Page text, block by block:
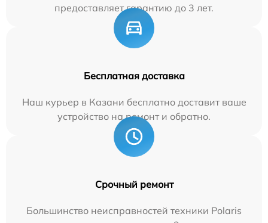
предоставляет гарантию до 3 лет.
Бесплатная доставка
Наш курьер в Казани бесплатно доставит ваше
устройство на ремонт и обратно.
Срочный ремонт
Большинство неисправностей техники Polaris